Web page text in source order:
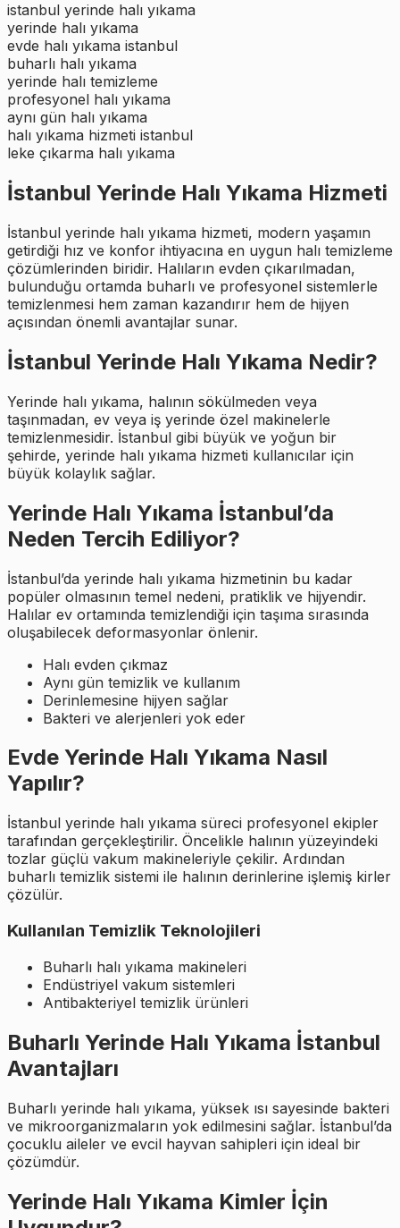
istanbul yerinde halı yıkama
yerinde halı yıkama
evde halı yıkama istanbul
buharlı halı yıkama
yerinde halı temizleme
profesyonel halı yıkama
aynı gün halı yıkama
halı yıkama hizmeti istanbul
leke çıkarma halı yıkama
İstanbul Yerinde Halı Yıkama Hizmeti
İstanbul yerinde halı yıkama hizmeti, modern yaşamın
getirdiği hız ve konfor ihtiyacına en uygun halı temizleme
çözümlerinden biridir. Halıların evden çıkarılmadan,
bulunduğu ortamda buharlı ve profesyonel sistemlerle
temizlenmesi hem zaman kazandırır hem de hijyen
açısından önemli avantajlar sunar.
İstanbul Yerinde Halı Yıkama Nedir?
Yerinde halı yıkama, halının sökülmeden veya
taşınmadan, ev veya iş yerinde özel makinelerle
temizlenmesidir. İstanbul gibi büyük ve yoğun bir
şehirde, yerinde halı yıkama hizmeti kullanıcılar için
büyük kolaylık sağlar.
Yerinde Halı Yıkama İstanbul’da
Neden Tercih Ediliyor?
İstanbul’da yerinde halı yıkama hizmetinin bu kadar
popüler olmasının temel nedeni, pratiklik ve hijyendir.
Halılar ev ortamında temizlendiği için taşıma sırasında
oluşabilecek deformasyonlar önlenir.
Halı evden çıkmaz
Aynı gün temizlik ve kullanım
Derinlemesine hijyen sağlar
Bakteri ve alerjenleri yok eder
Evde Yerinde Halı Yıkama Nasıl
Yapılır?
İstanbul yerinde halı yıkama süreci profesyonel ekipler
tarafından gerçekleştirilir. Öncelikle halının yüzeyindeki
tozlar güçlü vakum makineleriyle çekilir. Ardından
buharlı temizlik sistemi ile halının derinlerine işlemiş kirler
çözülür.
Kullanılan Temizlik Teknolojileri
Buharlı halı yıkama makineleri
Endüstriyel vakum sistemleri
Antibakteriyel temizlik ürünleri
Buharlı Yerinde Halı Yıkama İstanbul
Avantajları
Buharlı yerinde halı yıkama, yüksek ısı sayesinde bakteri
ve mikroorganizmaların yok edilmesini sağlar. İstanbul’da
çocuklu aileler ve evcil hayvan sahipleri için ideal bir
çözümdür.
Yerinde Halı Yıkama Kimler İçin